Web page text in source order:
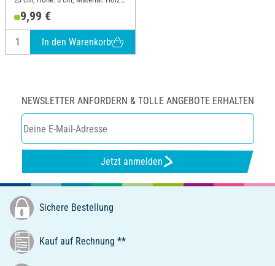
Glas
9,99 €
In den Warenkorb
NEWSLETTER ANFORDERN & TOLLE ANGEBOTE ERHALTEN
Jetzt anmelden
Sichere Bestellung
Kauf auf Rechnung **